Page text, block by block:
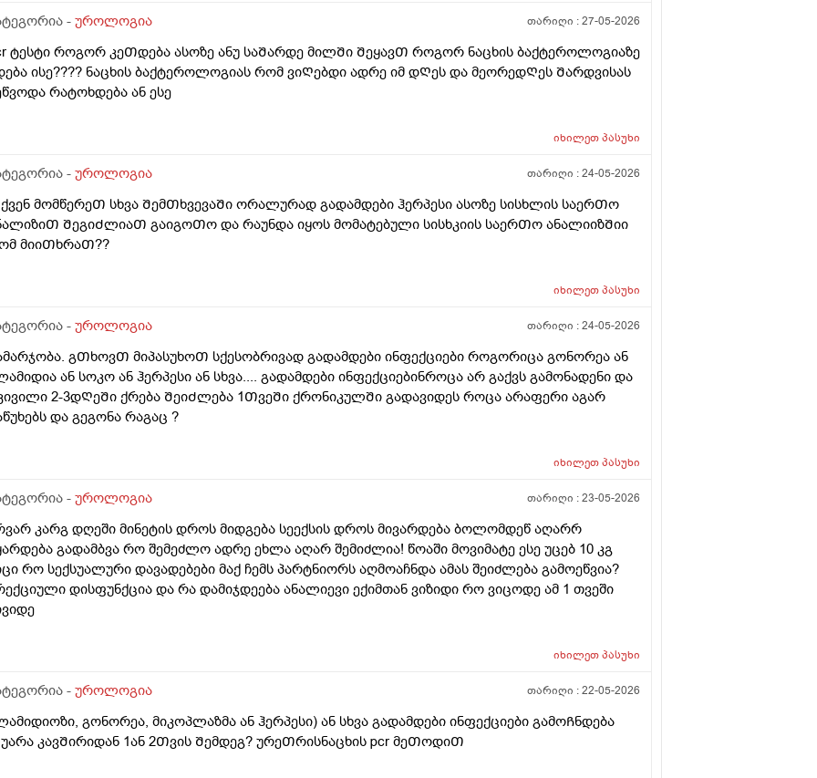
- უროლოგია თარიღი :27-05-2026
ტესტი როგორ კეᲗდება ასოზე ანუ საᲨარდე მილᲨი ᲨეყავᲗ როგორ ნაცხის ბაქტეროლოგიაზე
ისე???? ნაცხის ბაქტეროლოგიას რომ ვიᲦებდი ადრე იმ დᲦეს და მეორედᲦეს Შარდვისას
რატოხდება ან ესე
იხილეთპასუხი
- უროლოგია თარიღი :24-05-2026
მომწერეᲗ სხვა ᲨემᲗხვევაᲨი ორალურად გადამდები ჰერპესი ასოზე სისხლის საერᲗო
ᲨეგიᲫლიაᲗ გაიგოᲗო და რაუნდა იყოს მომატებული სისხკიის საერᲗო ანალიიზᲨიი
მიიᲗხრაᲗ??
იხილეთპასუხი
- უროლოგია თარიღი :24-05-2026
გᲗხოვᲗ მიპასუხოᲗ სქესობრივად გადამდები ინფექციები როგორიცა გონორეა ან
ან სოკო ან ჰერპესი ან სხვა.... გადამდები ინფექციებინროცა არ გაქვს გამონადენი და
2-3დᲦეᲨი ქრება ᲨეიᲫლება 1ᲗვეᲨი ქრონიკულᲨი გადავიდეს როცა არაფერი აგარ
და გეგონა რაგაც ?
იხილეთპასუხი
- უროლოგია თარიღი :23-05-2026
კარგ დღეში მინეტის დროს მიდგება სეექსის დროს მივარდება ბოლომდეწ აღარრ
გადამბვა რო შემეძლო ადრე ეხლა აღარ შემიძლია! წოაში მოვიმატე ესე უცებ 10 კგ
რო სექსუალური დავადებები მაქ ჩემს პარტნიორს აღმოაჩნდა ამას შეიძლება გამოეწვია?
დისფუნქცია და რა დამიჯდეება ანალიევი ექიმთან ვიზიდი რო ვიცოდე ამ 1 თვეში
იხილეთპასუხი
- უროლოგია თარიღი :22-05-2026
გონორეა, მიკოპლაზმა ან ჰერპესი) ან სხვა გადამდები ინფექციები გამოᲩნდება
კავᲨირიდან 1ან 2Თვის Შემდეგ? ურეᲗრისნაცხის pcr მეᲗოდიᲗ